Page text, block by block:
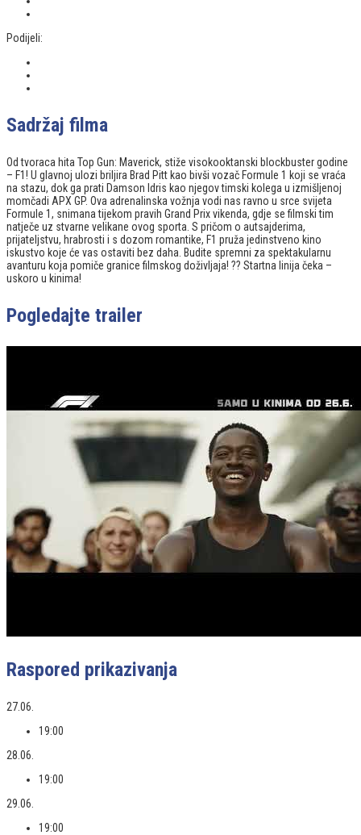
Podijeli:
Sadržaj filma
Od tvoraca hita Top Gun: Maverick, stiže visokooktanski blockbuster godine
– F1! U glavnoj ulozi briljira Brad Pitt kao bivši vozač Formule 1 koji se vraća
na stazu, dok ga prati Damson Idris kao njegov timski kolega u izmišljenoj
momčadi APX GP. Ova adrenalinska vožnja vodi nas ravno u srce svijeta
Formule 1, snimana tijekom pravih Grand Prix vikenda, gdje se filmski tim
natječe uz stvarne velikane ovog sporta. S pričom o autsajderima,
prijateljstvu, hrabrosti i s dozom romantike, F1 pruža jedinstveno kino
iskustvo koje će vas ostaviti bez daha. Budite spremni za spektakularnu
avanturu koja pomiče granice filmskog doživljaja! ?? Startna linija čeka –
uskoro u kinima!
Pogledajte trailer
Raspored prikazivanja
27.06.
19:00
28.06.
19:00
29.06.
19:00